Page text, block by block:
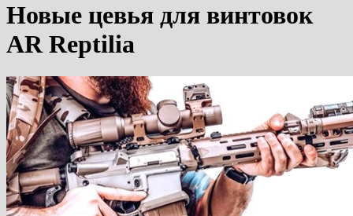
Новые цевья для винтовок
AR Reptilia